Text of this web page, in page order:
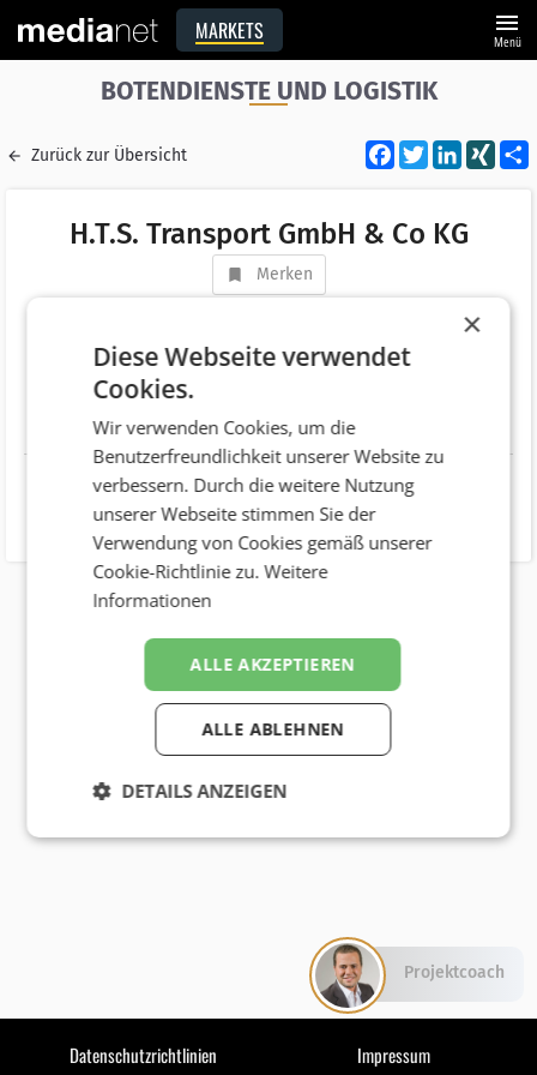
MARKETS menu
Menü
BOTENDIENSTE UND LOGISTIK
Zurück zur Übersicht Facebook
Twitter XING
H.T.S. Transport GmbH & Co KG
Merken
AT 6135 Stans
Telefonnummer +43 (5242) 6950
Website http://www.hts-transporte.at
Datenschutzrichtlinien Impressum
×
Diese Webseite verwendet
Cookies.
Wir verwenden Cookies, um die
Benutzerfreundlichkeit unserer Website zu
verbessern. Durch die weitere Nutzung
unserer Webseite stimmen Sie der
Verwendung von Cookies gemäß unserer
Cookie-Richtlinie zu.Weitere
Informationen
ALLE AKZEPTIEREN
ALLE ABLEHNEN
DETAILS ANZEIGEN
Projektcoach